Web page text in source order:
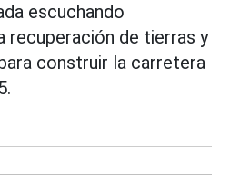
escuchando
recuperación de tierras y
construir la carretera